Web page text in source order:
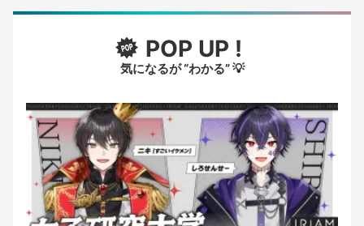
POP UP !
気になるが “わかる” 💡